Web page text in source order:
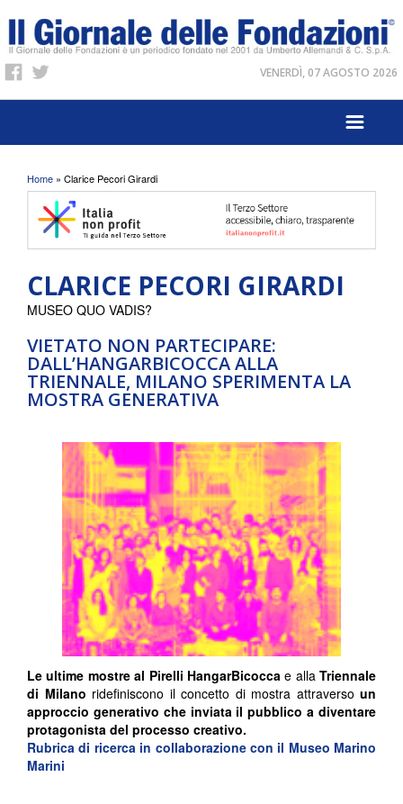
VENERDÌ, 07 AGOSTO 2026
Tu sei qui
Home » Clarice Pecori Girardi
CLARICE PECORI GIRARDI
VIETATO NON PARTECIPARE:
DALL’HANGARBICOCCA ALLA
TRIENNALE, MILANO SPERIMENTA LA
MOSTRA GENERATIVA
MUSEO QUO VADIS?
Le ultime mostre al Pirelli HangarBicoccae alla Triennale
di Milano ridefiniscono il concetto di mostra attraverso un
approccio generativo che inviata il pubblico a diventare
protagonista del processo creativo.
Rubrica di ricerca in collaborazione con il Museo Marino
Marini